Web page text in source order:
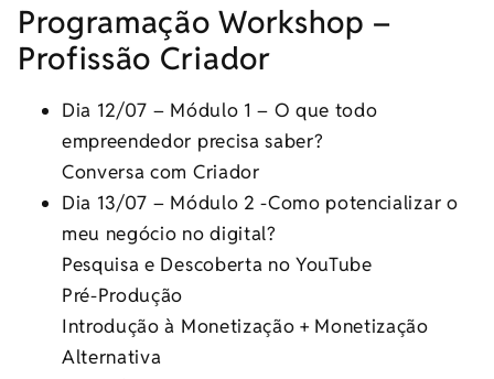
Programação Workshop –
Profissão Criador
Dia 12/07 – Módulo 1 – O que todo
empreendedor precisa saber?
Conversa com Criador
Dia 13/07 – Módulo 2 -Como potencializar o
meu negócio no digital?
Pesquisa e Descoberta no YouTube
Pré-Produção
Introdução à Monetização + Monetização
Alternativa